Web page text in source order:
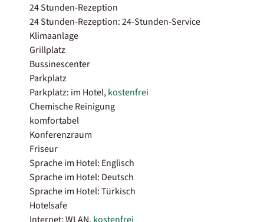
24 Stunden-Rezeption
24 Stunden-Rezeption: 24-Stunden-Service
Klimaanlage
Grillplatz
Bussinescenter
Parkplatz
Parkplatz: im Hotel,kostenfrei
Chemische Reinigung
komfortabel
Konferenzraum
Friseur
Sprache im Hotel: Englisch
Sprache im Hotel: Deutsch
Sprache im Hotel: Türkisch
Hotelsafe